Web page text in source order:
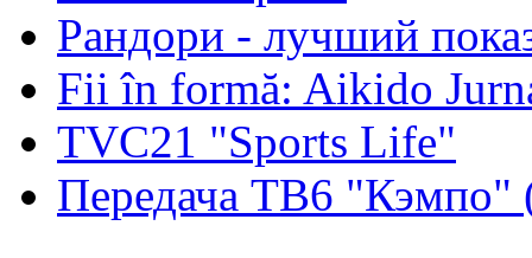
Рандори - лучший
Fii în formă: Aikido
TVC21 "Sports Life"
Передача ТВ6 "Кэмпо"